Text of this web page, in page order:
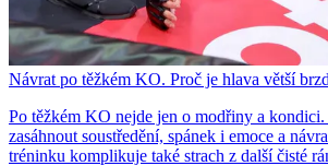
Návrat po těžkém KO. Proč je hlava větší
Po těžkém KO nejde jen o modřiny a
zasáhnout soustředění, spánek i emoce a
tréninku komplikuje také strach z další čisté